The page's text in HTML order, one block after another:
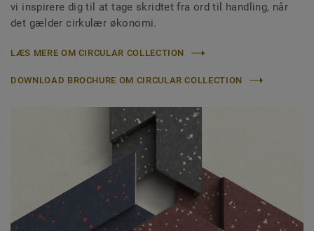
vi inspirere dig til at tage skridtet fra ord til handling, når
det gælder cirkulær økonomi.
LÆS MERE OM CIRCULAR COLLECTION
DOWNLOAD BROCHURE OM CIRCULAR COLLECTION